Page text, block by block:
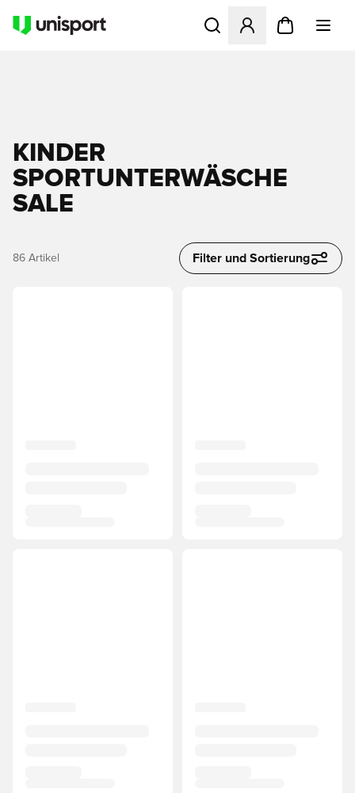
Öffnet ein Fenster zum
KINDER
SPORTUNTERWÄSCHE
SALE
86 Artikel Filter und Sortierung